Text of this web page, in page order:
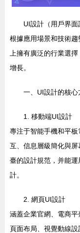
UI設計（用戶界面
根據應用場景和技術
上擁有廣泛的行業選
增長。
一、UI設計的核心
1. 移動端UI設計
專注于智能手機和平
互、信息層級簡化與
臺的設計規范，并能
計。
2. 網頁UI設計
涵蓋企業官網、電商
頁面布局、視覺動線